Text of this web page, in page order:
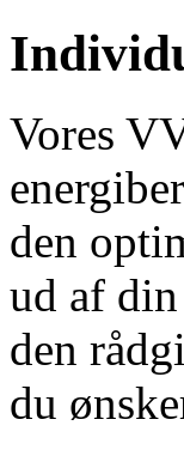
Vores
den
ud af
den
du